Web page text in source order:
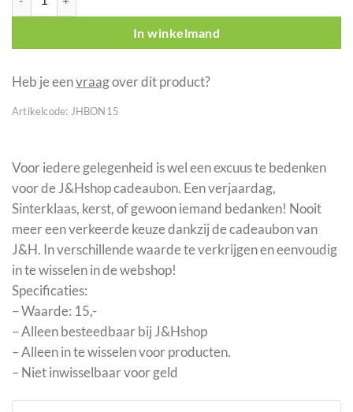
In winkelmand
Heb je eenvraagover dit product?
Artikelcode: JHBON15
Voor iedere gelegenheid is wel een excuus te bedenken
voor de J&Hshop cadeaubon. Een verjaardag,
Sinterklaas, kerst, of gewoon iemand bedanken! Nooit
meer een verkeerde keuze dankzij de cadeaubon van
J&H. In verschillende waarde te verkrijgen en eenvoudig
in te wisselen in de webshop!
Specificaties:
– Waarde: 15,-
– Alleen besteedbaar bij J&Hshop
– Alleen in te wisselen voor producten.
– Niet inwisselbaar voor geld